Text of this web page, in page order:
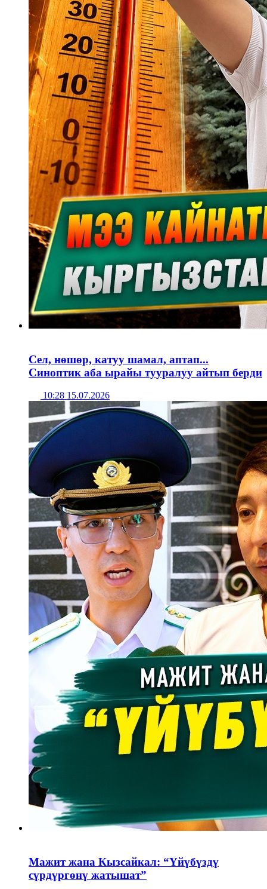
Сел, нөшөр, катуу шамал, аптап...
Синоптик аба ырайы тууралуу айтып берди
10:28 15.07.2026
Мажит жана Кызсайкал: “Үйүбүздү
сүрдүргөнү жатышат”